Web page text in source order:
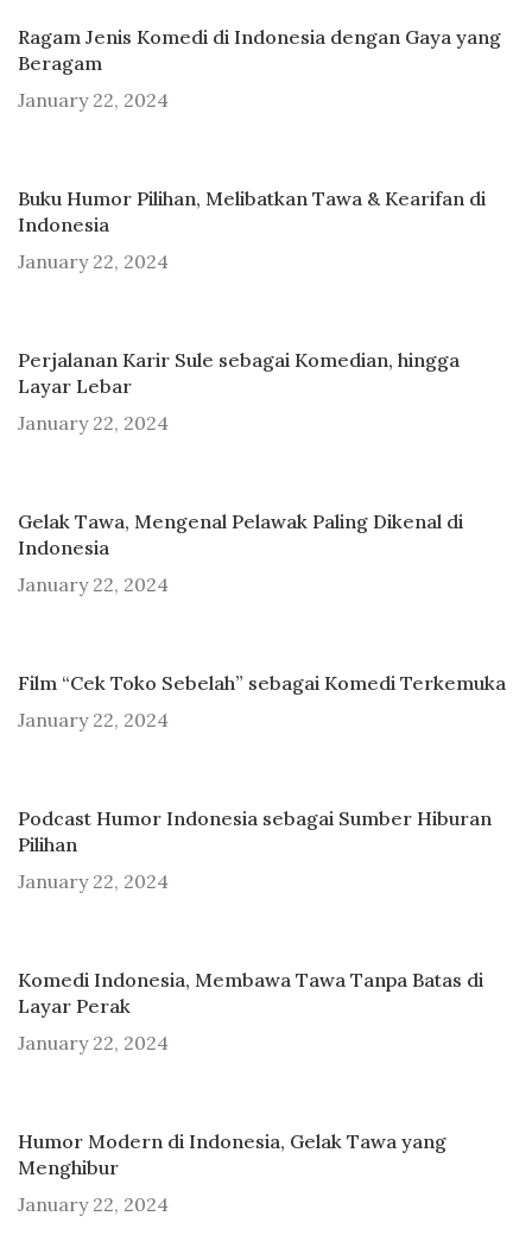
Ragam Jenis Komedi di Indonesia dengan Gaya yang
Beragam
January 22, 2024
Buku Humor Pilihan, Melibatkan Tawa & Kearifan di
Indonesia
January 22, 2024
Perjalanan Karir Sule sebagai Komedian, hingga
Layar Lebar
January 22, 2024
Gelak Tawa, Mengenal Pelawak Paling Dikenal di
Indonesia
January 22, 2024
Film “Cek Toko Sebelah” sebagai Komedi Terkemuka
January 22, 2024
Podcast Humor Indonesia sebagai Sumber Hiburan
Pilihan
January 22, 2024
Komedi Indonesia, Membawa Tawa Tanpa Batas di
Layar Perak
January 22, 2024
Humor Modern di Indonesia, Gelak Tawa yang
Menghibur
January 22, 2024